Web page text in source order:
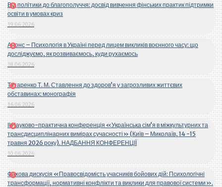
Від політики до благополуччя: досвід вивчення фінських практик підтримки
освіти в умовах криз
19.06.2026
Анонс – Психологія в Україні перед лицем викликів воєнного часу: що
досліджуємо, як розвиваємось, куди рухаємось
18.06.2026
Титаренко Т. М. Ставлення до здоров’я у загрозливих життєвих
обставинах: монографія
16.06.2026
ІІ Науково-практична конференція «Українська сім’я в міжкультурних та
трансдисциплінарних вимірах сучасності» (Київ – Миколаїв, 14 -15
травня 2026 року). НАДБАННЯ КОНФЕРЕНЦІЇ
10.06.2026
Фахова дискусія «Правосвідомість учасників бойових дій: Психологічні
трансформації, нормативні конфлікти та виклики для правової системи».